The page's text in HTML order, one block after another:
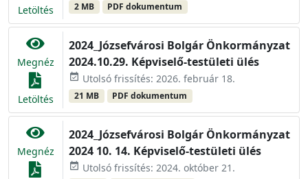
Letöltés 2 MB PDF dokumentum
Megnéz
Letöltés
2024_Józsefvárosi Bolgár Önkormányzat
2024.10.29. Képviselő-testületi ülés
event_available Utolsó frissítés: 2026. február 18.
21 MB PDF dokumentum
Megnéz
2024_Józsefvárosi Bolgár Önkormányzat
2024 10. 14. Képviselő-testületi ülés
event_available Utolsó frissítés: 2024. október 21.